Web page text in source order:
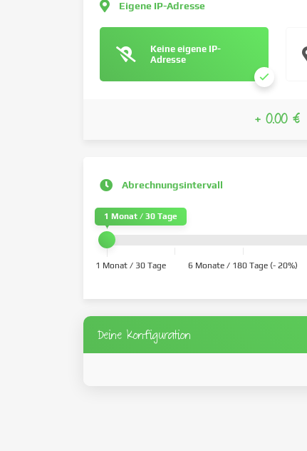
Eigene IP-Adresse
Keine eigene IP-
Adresse
+ 0.00 €
Abrechnungsintervall
1 Monat / 30 Tage 6 Monate / 180 Tage (- 20%)
1 Monat / 30 Tage
Deine Konfiguration